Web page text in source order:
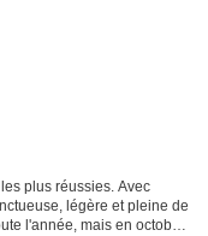
plus réussies. Avec
légère et pleine de
l'année, mais en octobre,